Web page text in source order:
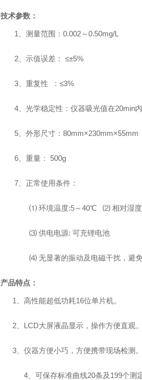
技术参数：
1 、测量范围： 0.002～0.50mg/L
2、示值误差： ≤±5%
3、重复性 ： ≤3%
4、光学稳定性：仪器吸光值在20min
5、外形尺寸： 80mm×230mm×55mm
6、重量： 500g
7、正常使用条件：
⑴ 环境温度:5～40℃ ⑵ 相对湿度
⑶ 供电电源: 可充锂电池
⑷ 无显著的振动及电磁干扰，避免
产品特点：
1 、高性能超低功耗16位单片机。
2、 LCD大屏液晶显示，操作方便直观。
3、仪器方便小巧，方便携带现场检测。
4、可保存标准曲线20条及 199个测